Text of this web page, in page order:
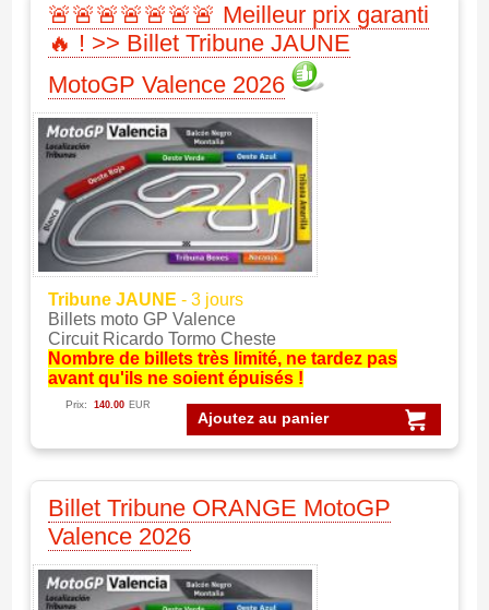
🚨🚨🚨🚨🚨🚨🚨 Meilleur prix garanti
🔥 ! >> Billet Tribune JAUNE
MotoGP Valence 2026
Tribune JAUNE - 3 jours
Billets moto GP Valence
Circuit Ricardo Tormo Cheste
Nombre de billets très limité, ne tardez pas
avant qu'ils ne soient épuisés !
Ajoutez au panier
Prix: 140.00 EUR
Billet Tribune ORANGE MotoGP
Valence 2026